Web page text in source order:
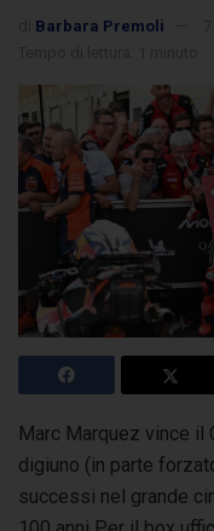
Barbara Premoli
Marc Marquez vince il
digiuno (in parte
successi nel grande